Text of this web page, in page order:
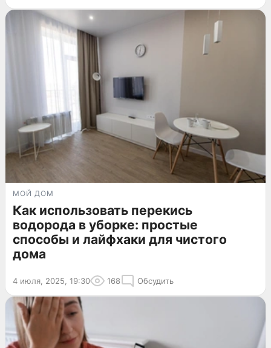
МОЙ ДОМ
Как использовать перекись
водорода в уборке: простые
способы и лайфхаки для чистого
дома
4 июля, 2025, 19:30 168 Обсудить